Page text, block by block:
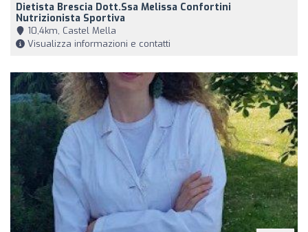
Dietista Brescia Dott.ssa Melissa Confortini
Nutrizionista Sportiva
10,4km, Castel Mella
Visualizza informazioni e contatti